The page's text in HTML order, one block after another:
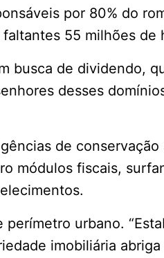
por 80% do
55 milhões de
busca de dividendo,
desses
de conservação
módulos fiscais,
perímetro urbano.
imobiliária